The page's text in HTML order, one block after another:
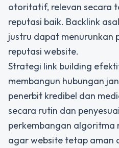
otoritatif, relevan secara
reputasi baik. Backlink
justru dapat menurunkan
reputasi website.
Strategi link building
membangun hubungan
penerbit kredibel dan
secara rutin dan
perkembangan algoritma
agar website tetap aman